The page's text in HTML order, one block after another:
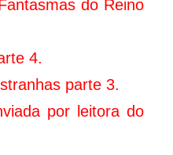
do Reino
4.
parte 3.
por leitora do